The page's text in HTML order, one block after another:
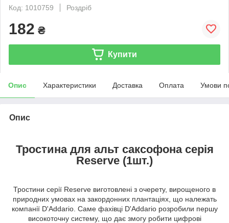
Код: 1010759
Роздріб
182 ₴
Купити
Опис Характеристики Доставка Оплата Умови
Опис
Тростина для альт саксофона серія
Reserve (1шт.)
Тростини серії Reserve виготовлені з очерету, вирощеного в
природних умовах на закордонних плантаціях, що належать
компанії D'Addario. Саме фахівці D'Addario розробили першу
високоточну систему, що дає змогу робити цифрові